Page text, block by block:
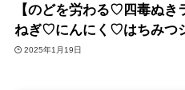
【のどを労わる♡四毒ぬ
ねぎ♡にんにく♡はちみつ
2025年1月19日